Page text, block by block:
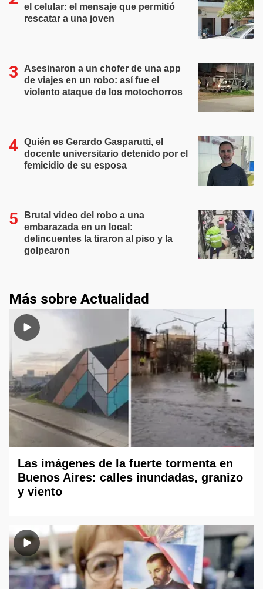
el celular: el mensaje que permitió
rescatar a una joven
Asesinaron a un chofer de una app
de viajes en un robo: así fue el
violento ataque de los motochorros
Quién es Gerardo Gasparutti, el
docente universitario detenido por el
femicidio de su esposa
Brutal video del robo a una
embarazada en un local:
delincuentes la tiraron al piso y la
golpearon
Más sobre Actualidad
Las imágenes de la fuerte tormenta en
Buenos Aires: calles inundadas, granizo
y viento